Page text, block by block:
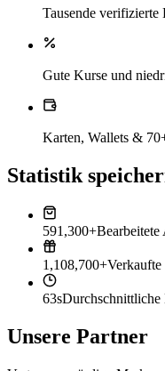
Tausende verifizierte
Gute Kurse und
Karten, Wallets &
Statistik
591,300+Bearbeitete
1,108,700+Verkaufte
63sDurchschnittliche
Unsere Partner